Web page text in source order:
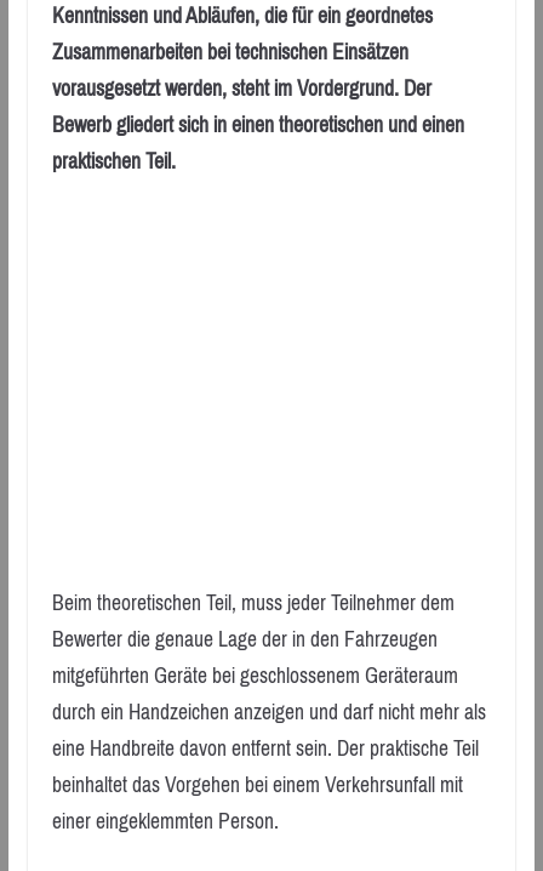
Kenntnissen und Abläufen, die für ein geordnetes
Zusammenarbeiten bei technischen Einsätzen
vorausgesetzt werden, steht im Vordergrund. Der
Bewerb gliedert sich in einen theoretischen und einen
praktischen Teil.
Beim theoretischen Teil, muss jeder Teilnehmer dem
Bewerter die genaue Lage der in den Fahrzeugen
mitgeführten Geräte bei geschlossenem Geräteraum
durch ein Handzeichen anzeigen und darf nicht mehr als
eine Handbreite davon entfernt sein. Der praktische Teil
beinhaltet das Vorgehen bei einem Verkehrsunfall mit
einer eingeklemmten Person.